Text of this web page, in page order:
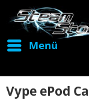
Menü
Vype ePod